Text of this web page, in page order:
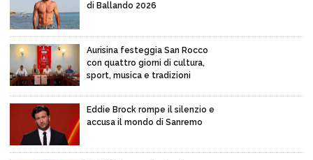
di Ballando 2026
Aurisina festeggia San Rocco
con quattro giorni di cultura,
sport, musica e tradizioni
Eddie Brock rompe il silenzio e
accusa il mondo di Sanremo